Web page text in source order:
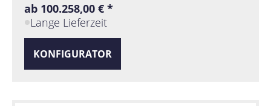
ab 100.258,00 € *
Lange Lieferzeit
KONFIGURATOR